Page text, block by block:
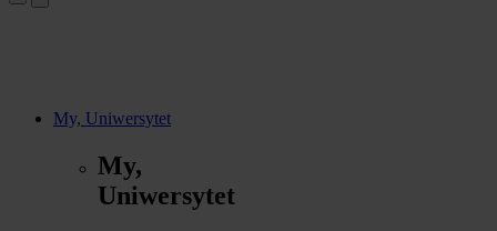
My, Uniwersytet
My,
Uniwersytet